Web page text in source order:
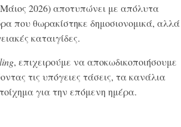
2026) αποτυπώνει με απόλυτα
που θωρακίστηκε δημοσιονομικά, αλλά
καταιγίδες.
, επιχειρούμε να αποκωδικοποιήσουμε
τις υπόγειες τάσεις, τα κανάλια
για την επόμενη ημέρα.